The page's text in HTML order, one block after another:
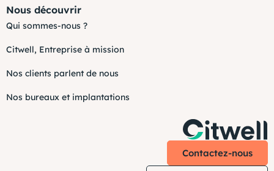
Nous découvrir
Qui sommes-nous ?
Citwell, Entreprise à mission
Nos clients parlent de nous
Nos bureaux et implantations
Contactez-nous